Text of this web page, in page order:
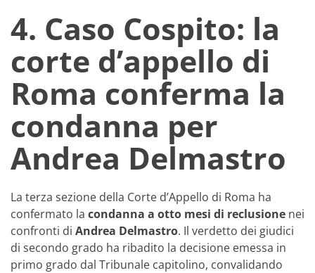
4. Caso Cospito: la
corte d’appello di
Roma conferma la
condanna per
Andrea Delmastro
La terza sezione della Corte d’Appello di Roma ha
confermato la condanna a otto mesi di reclusione nei
confronti di Andrea Delmastro. Il verdetto dei giudici
di secondo grado ha ribadito la decisione emessa in
primo grado dal Tribunale capitolino, convalidando